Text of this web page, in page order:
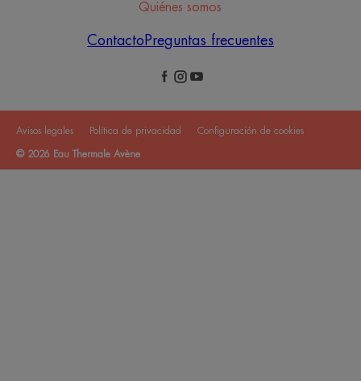
Quiénes somos
Contacto Preguntas frecuentes
Avisos legales Política de privacidad Configuración de cookies
© 2026 Eau Thermale Avène